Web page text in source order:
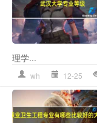
理学...
wh 12-25